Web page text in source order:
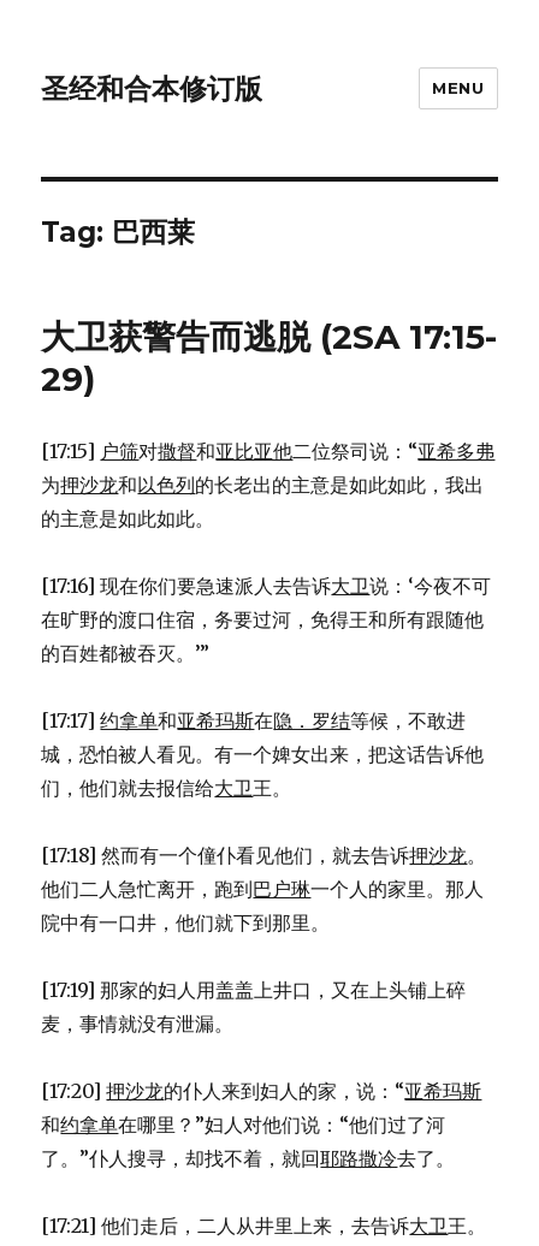
圣经和合本修订版 MENU
Tag: 巴西莱
大卫获警告而逃脱 (2SA 17:15-
29)
[17:15] 户筛对撒督和亚比亚他二位祭司说：“亚希多弗
为押沙龙和以色列的长老出的主意是如此如此，我出
的主意是如此如此。
[17:16] 现在你们要急速派人去告诉大卫说：‘今夜不可
在旷野的渡口住宿，务要过河，免得王和所有跟随他
的百姓都被吞灭。’”
[17:17]约拿单和亚希玛斯在隐．罗结等候，不敢进
城，恐怕被人看见。有一个婢女出来，把这话告诉他
们，他们就去报信给大卫王。
[17:18] 然而有一个僮仆看见他们，就去告诉押沙龙。
他们二人急忙离开，跑到巴户琳一个人的家里。那人
院中有一口井，他们就下到那里。
[17:19] 那家的妇人用盖盖上井口，又在上头铺上碎
麦，事情就没有泄漏。
[17:20]押沙龙的仆人来到妇人的家，说：“亚希玛斯
和约拿单在哪里？”妇人对他们说：“他们过了河
了。”仆人搜寻，却找不着，就回耶路撒冷去了。
[17:21] 他们走后，二人从井里上来，去告诉大卫王。